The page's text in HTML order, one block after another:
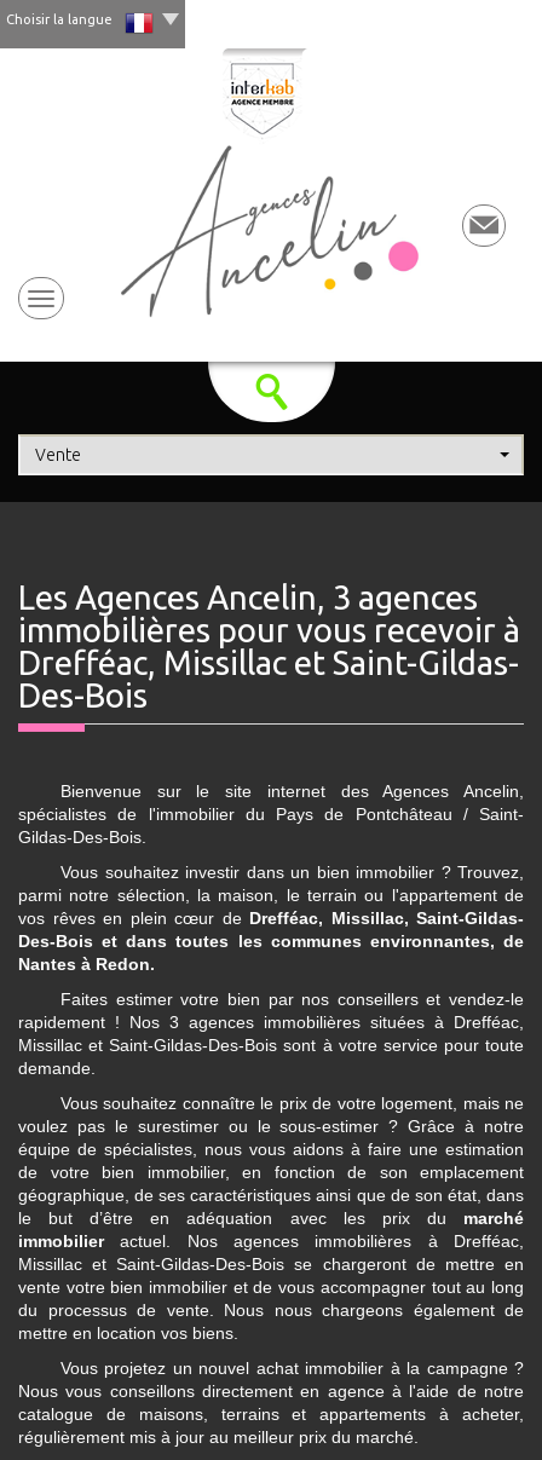
Choisir la langue
Vente
Les Agences Ancelin, 3 agences
immobilières pour vous recevoir à
Drefféac, Missillac et Saint-Gildas-
Des-Bois
Bienvenue sur le site internet des Agences Ancelin,
spécialistes de l'immobilier du Pays de Pontchâteau / Saint-
Gildas-Des-Bois.
Vous souhaitez investir dans un bien immobilier ? Trouvez,
parmi notre sélection, la maison, le terrain ou l'appartement de
vos rêves en plein cœur de Drefféac, Missillac, Saint-Gildas-
Des-Bois et dans toutes les communes environnantes, de
Nantes à Redon.
Faites estimer votre bien par nos conseillers et vendez-le
rapidement ! Nos 3 agences immobilières situées à Drefféac,
Missillac et Saint-Gildas-Des-Bois sont à votre service pour toute
demande.
Vous souhaitez connaître le prix de votre logement, mais ne
voulez pas le surestimer ou le sous-estimer ? Grâce à notre
équipe de spécialistes, nous vous aidons à faire une estimation
de votre bien immobilier, en fonction de son emplacement
géographique, de ses caractéristiques ainsi que de son état, dans
le but d’être en adéquation avec les prix du marché
immobilieractuel. Nos agences immobilières à Drefféac,
Missillac et Saint-Gildas-Des-Bois se chargeront de mettre en
vente votre bien immobilier et de vous accompagner tout au long
du processus de vente. Nous nous chargeons également de
mettre en location vos biens.
Vous projetez un nouvel achat immobilier à la campagne ?
Nous vous conseillons directement en agence à l'aide de notre
catalogue de maisons, terrains et appartements à acheter,
régulièrement mis à jour au meilleur prix du marché.